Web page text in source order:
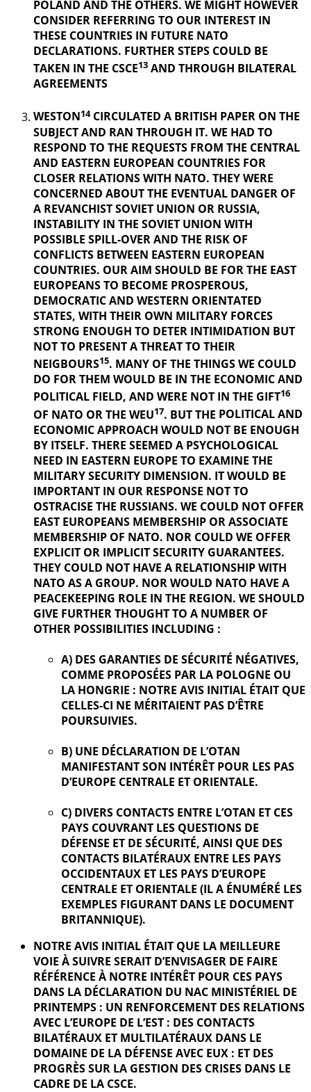
POLAND AND THE OTHERS. WE MIGHT HOWEVER
CONSIDER REFERRING TO OUR INTEREST IN
THESE COUNTRIES IN FUTURE NATO
DECLARATIONS. FURTHER STEPS COULD BE
TAKEN IN THE CSCE13 AND THROUGH BILATERAL
AGREEMENTS
WESTON14CIRCULATED A BRITISH PAPER ON THE
SUBJECT AND RAN THROUGH IT. WE HAD TO
RESPOND TO THE REQUESTS FROM THE CENTRAL
AND EASTERN EUROPEAN COUNTRIES FOR
CLOSER RELATIONS WITH NATO. THEY WERE
CONCERNED ABOUT THE EVENTUAL DANGER OF
A REVANCHISTSOVIET UNION OR RUSSIA,
INSTABILITY IN THE SOVIET UNION WITH
POSSIBLE SPILL-OVER AND THE RISK OF
CONFLICTS BETWEEN EASTERN EUROPEAN
COUNTRIES. OUR AIM SHOULD BE FOR THE EAST
EUROPEANS TO BECOME PROSPEROUS,
DEMOCRATIC AND WESTERN ORIENTATED
STATES, WITH THEIR OWN MILITARY FORCES
STRONG ENOUGH TO DETER INTIMIDATION BUT
NOT TO PRESENT A THREAT TO THEIR
NEIGBOURS15. MANY OF THE THINGSWE COULD
DO FOR THEM WOULD BE IN THE ECONOMIC AND
POLITICAL FIELD, AND WERE NOT IN THE GIFT16
OF NATO OR THE WEU17. BUT THE POLITICAL AND
ECONOMIC APPROACH WOULD NOT BE ENOUGH
BY ITSELF. THERE SEEMED A PSYCHOLOGICAL
NEED IN EASTERN EUROPE TO EXAMINE THE
MILITARY SECURITY DIMENSION. IT WOULD BE
IMPORTANT IN OUR RESPONSE NOT TO
OSTRACISE THE RUSSIANS. WE COULD NOT OFFER
EAST EUROPEANS MEMBERSHIP OR ASSOCIATE
MEMBERSHIP OF NATO. NOR COULD WE OFFER
EXPLICIT OR IMPLICIT SECURITY GUARANTEES.
THEY COULD NOT HAVE A RELATIONSHIP WITH
NATO AS A GROUP. NOR WOULD NATO HAVE A
PEACEKEEPING ROLE IN THE REGION. WE SHOULD
GIVE FURTHERTHOUGHT TO A NUMBER OF
OTHER POSSIBILITIES INCLUDING :
A) DES GARANTIES DE SÉCURITÉ NÉGATIVES,
COMME PROPOSÉES PAR LA POLOGNE OU
LA HONGRIE : NOTRE AVIS INITIAL ÉTAIT QUE
CELLES-CI NE MÉRITAIENT PAS D’ÊTRE
POURSUIVIES.
B) UNE DÉCLARATION DE L’OTAN
MANIFESTANT SON INTÉRÊT POUR LES PAS
D’EUROPE CENTRALE ET ORIENTALE.
C) DIVERS CONTACTS ENTRE L’OTAN ET CES
PAYS COUVRANT LES QUESTIONS DE
DÉFENSE ET DE SÉCURITÉ, AINSI QUE DES
CONTACTS BILATÉRAUX ENTRE LES PAYS
OCCIDENTAUX ET LES PAYS D’EUROPE
CENTRALE ET ORIENTALE (IL A ÉNUMÉRÉ LES
EXEMPLES FIGURANT DANS LE DOCUMENT
BRITANNIQUE).
NOTRE AVIS INITIAL ÉTAIT QUE LA MEILLEURE
VOIE À SUIVRE SERAIT D’ENVISAGER DE FAIRE
RÉFÉRENCE À NOTRE INTÉRÊT POUR CES PAYS
DANS LA DÉCLARATION DU NAC MINISTÉRIEL DE
PRINTEMPS : UN RENFORCEMENT DES RELATIONS
AVEC L’EUROPE DE L’EST : DES CONTACTS
BILATÉRAUX ET MULTILATÉRAUX DANS LE
DOMAINE DE LA DÉFENSE AVEC EUX : ET DES
PROGRÈS SUR LA GESTION DES CRISES DANS LE
CADRE DE LA CSCE.